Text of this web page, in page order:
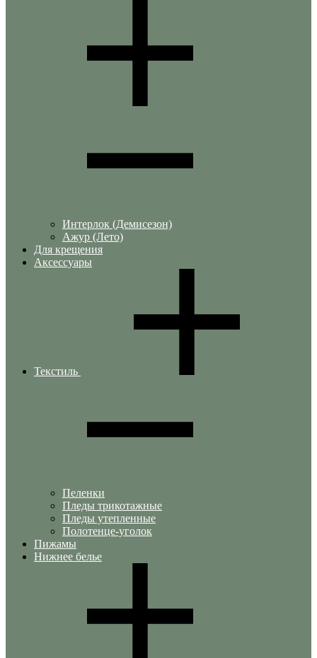
Интерлок (Демисезон)
Ажур (Лето)
Для крещения
Аксессуары
Текстиль
Пеленки
Пледы трикотажные
Пледы утепленные
Полотенце-уголок
Пижамы
Нижнее белье